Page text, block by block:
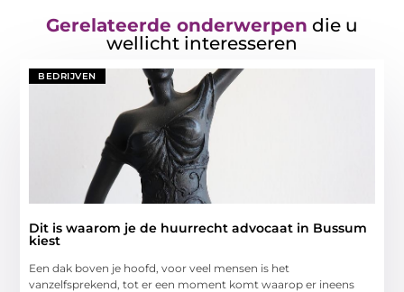
Gerelateerde onderwerpen die u
wellicht interesseren
BEDRIJVEN
Dit is waarom je de huurrecht advocaat in Bussum
kiest
Een dak boven je hoofd, voor veel mensen is het
vanzelfsprekend, tot er een moment komt waarop er ineens